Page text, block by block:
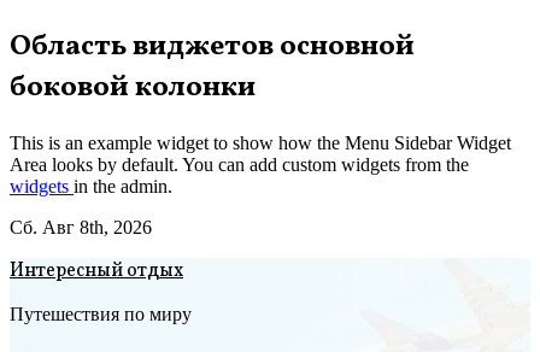
Перейти
к
содержимому
Область виджетов основной
боковой колонки
This is an example widget to show how the Menu Sidebar Widget
Area looks by default. You can add custom widgets from the
widgets in the admin.
Сб. Авг 8th, 2026
Интересный отдых
Путешествия по миру